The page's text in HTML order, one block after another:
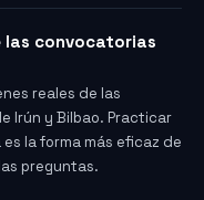
las convocatorias
reales de las
Irún y Bilbao. Practicar
la forma más eficaz de
preguntas.